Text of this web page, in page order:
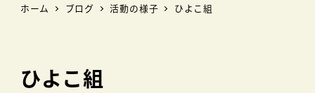
ホーム ブログ 活動の様子 ひよこ組
ひよこ組